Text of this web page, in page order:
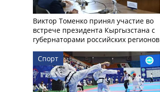
Виктор Томенко принял участие во
встрече президента Кыргызстана с
губернаторами российских регионов
Спорт